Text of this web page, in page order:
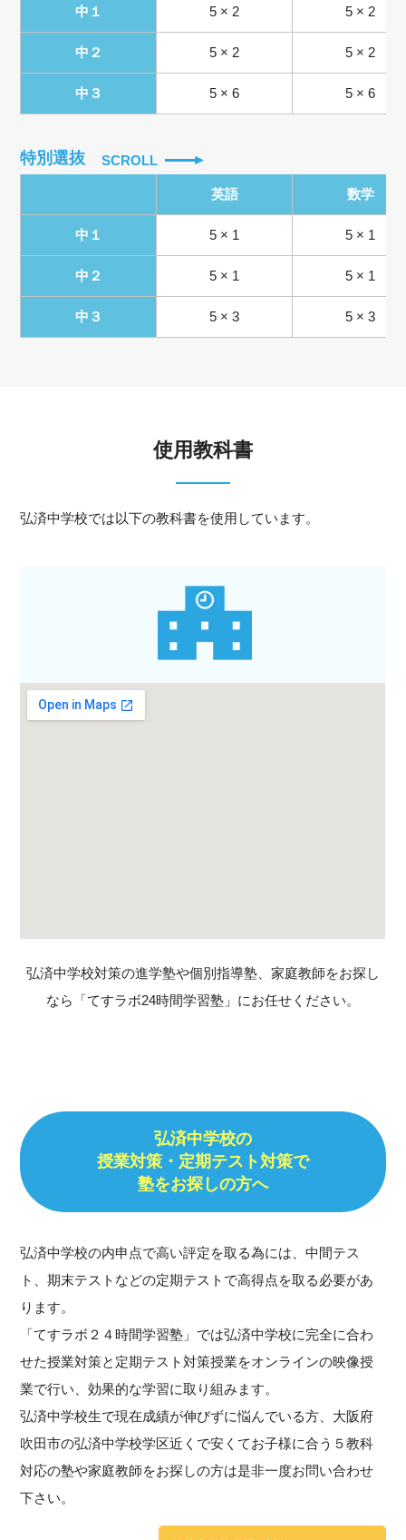
中１ 5 × 2 5 × 2
中２ 5 × 2 5 × 2
中３ 5 × 6 5 × 6
特別選抜 SCROLL
英語 数学
中１ 5 × 1 5 × 1
中２ 5 × 1 5 × 1
中３ 5 × 3 5 × 3
使用教科書
弘済中学校では以下の教科書を使用しています。
弘済中学校対策の進学塾や個別指導塾、家庭教師をお探し
なら「てすラボ24時間学習塾」にお任せください。
弘済中学校の
授業対策・定期テスト対策で
塾をお探しの方へ
弘済中学校の内申点で高い評定を取る為には、中間テス
ト、期末テストなどの定期テストで高得点を取る必要があ
ります。
「てすラボ２４時間学習塾」では弘済中学校に完全に合わ
せた授業対策と定期テスト対策授業をオンラインの映像授
業で行い、効果的な学習に取り組みます。
弘済中学校生で現在成績が伸びずに悩んでいる方、大阪府
吹田市の弘済中学校学区近くで安くてお子様に合う５教科
対応の塾や家庭教師をお探しの方は是非一度お問い合わせ
下さい。